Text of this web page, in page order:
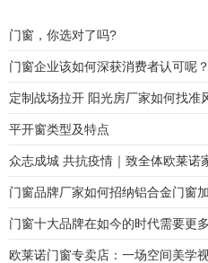
门窗，你选对了吗?
门窗企业该如何深获消费者认可呢？
定制战场拉开 阳光房厂家如何找准
平开窗类型及特点
众志成城 共抗疫情｜致全体欧莱诺
门窗品牌厂家如何招纳铝合金门窗
门窗十大品牌在如今的时代需要更
欧莱诺门窗专卖店：一场空间美学